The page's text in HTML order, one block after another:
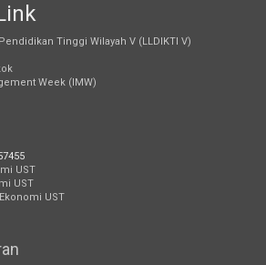
Tinggi Wilayah V (LLDIKTI V)
Week (IMW)
UST
UST
UST